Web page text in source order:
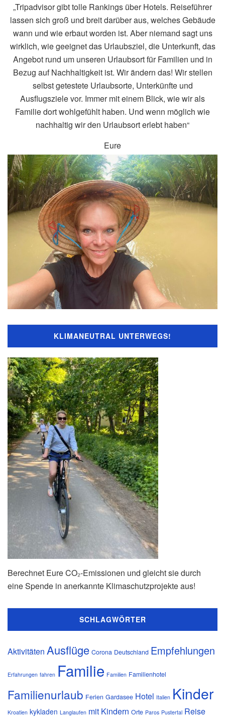
„Tripadvisor gibt tolle Rankings über Hotels. Reiseführer
lassen sich groß und breit darüber aus, welches Gebäude
wann und wie erbaut worden ist. Aber niemand sagt uns
wirklich, wie geeignet das Urlaubsziel, die Unterkunft, das
Angebot rund um unseren Urlaubsort für Familien und in
Bezug auf Nachhaltigkeit ist. Wir ändern das! Wir stellen
selbst getestete Urlaubsorte, Unterkünfte und
Ausflugsziele vor. Immer mit einem Blick, wie wir als
Familie dort wohlgefühlt haben. Und wenn möglich wie
nachhaltig wir den Urlaubsort erlebt haben“
Eure
KLIMANEUTRAL UNTERWEGS!
Berechnet Eure CO₂-Emissionen und gleicht sie durch
eine Spende in anerkannte Klimaschutzprojekte aus!
SCHLAGWÖRTER
Aktivitäten Ausflüge Corona Deutschland Empfehlungen
Erfahrungen fahren Familie Familien Familienhotel
Familienurlaub Ferien Gardasee Hotel Italien Kinder
Kroatien kykladen Langlaufen mit Kindern Orte Paros Pustertal Reise